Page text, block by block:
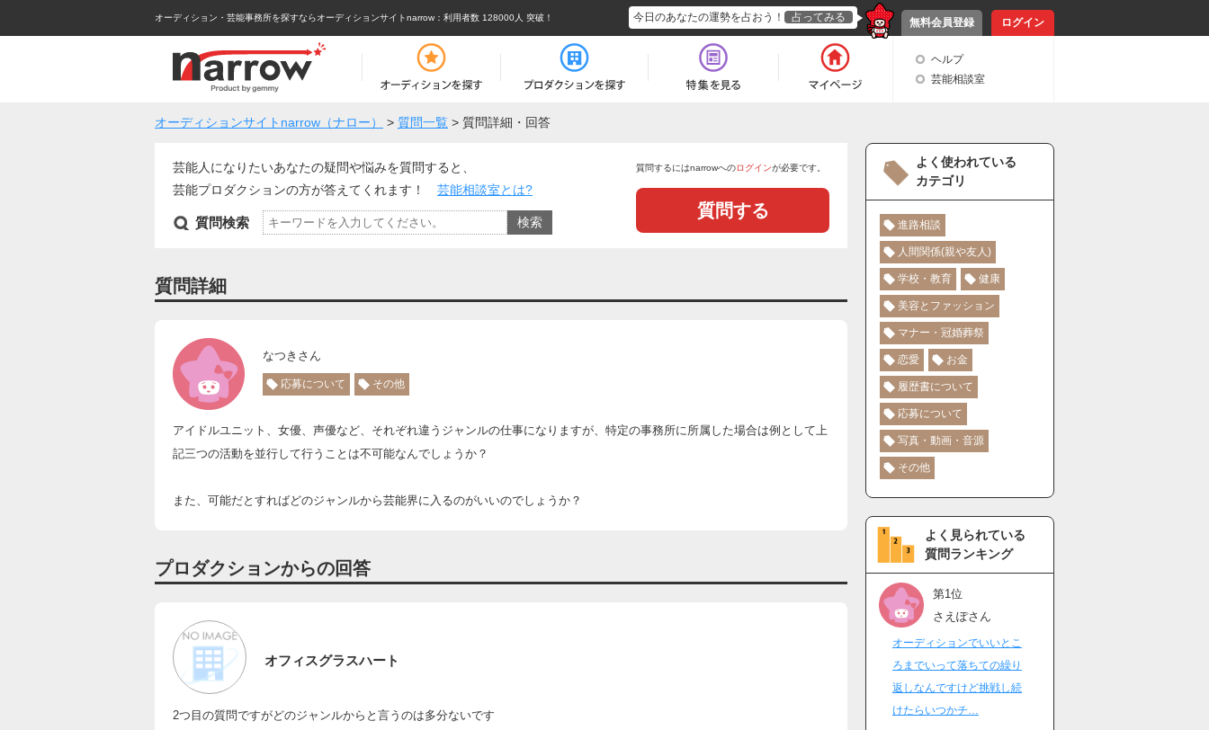
オーディション・芸能事務所を探すならオーディションサイトnarrow ：利用者数 128000人 突破！ 無料会員登録 ログイン
今日のあなたの運勢を占おう！ 占ってみる
ヘルプ
芸能相談室
オーディションサイトnarrow（ナロー） > 質問一覧 > 質問詳細・回答
芸能人になりたいあなたの疑問や悩みを質問すると、
芸能プロダクションの方が答えてくれます！ 芸能相談室とは?
質問検索
質問するにはnarrowへのログインが必要です。
質問する
質問詳細
なつきさん
応募について その他
アイドルユニット、女優、声優など、それぞれ違うジャンルの仕事になりますが、特定の事務所に所属した場合は例として上
記三つの活動を並行して行うことは不可能なんでしょうか？
また、可能だとすればどのジャンルから芸能界に入るのがいいのでしょうか？
プロダクションからの回答
オフィスグラスハート
2つ目の質問ですがどのジャンルからと言うのは多分ないです
よく使われている
カテゴリ
進路相談
人間関係(親や友人)
学校・教育 健康
美容とファッション
マナー・冠婚葬祭
恋愛 お金
履歴書について
応募について
写真・動画・音源
その他
よく見られている
質問ランキング
第1位
さえぽさん
オーディションでいいとこ
ろまでいって落ちての繰り
返しなんですけど挑戦し続
けたらいつかチ…